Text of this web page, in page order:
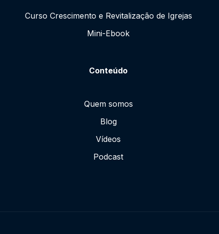
Curso Crescimento e Revitalização de Igrejas
Mini-Ebook
Conteúdo
Quem somos
Blog
Vídeos
Podcast